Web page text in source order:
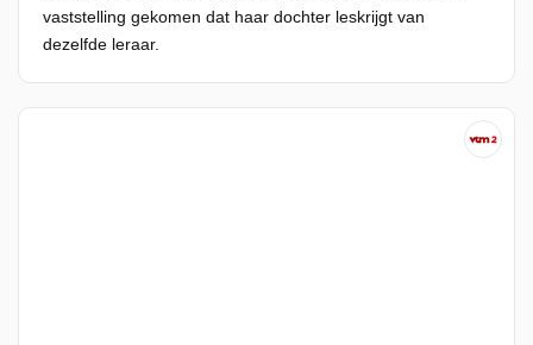
vaststelling gekomen dat haar dochter leskrijgt van
dezelfde leraar.